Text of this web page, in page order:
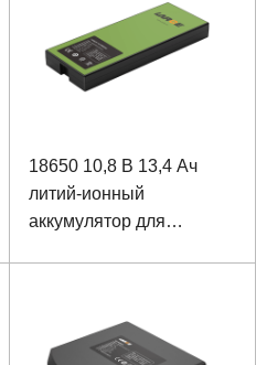
18650 10,8 В 13,4 Ач
литий-ионный
аккумулятор для